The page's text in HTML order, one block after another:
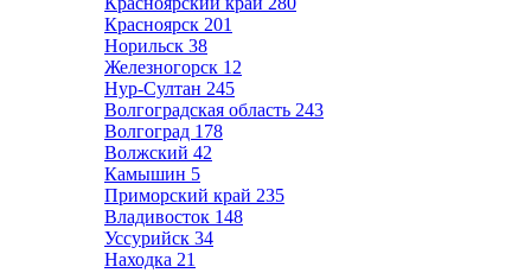
Красноярск 201
Норильск 38
Железногорск 12
Нур-Султан 245
Волгоградская область 243
Волгоград 178
Волжский 42
Камышин 5
Приморский край 235
Владивосток 148
Уссурийск 34
Находка 21